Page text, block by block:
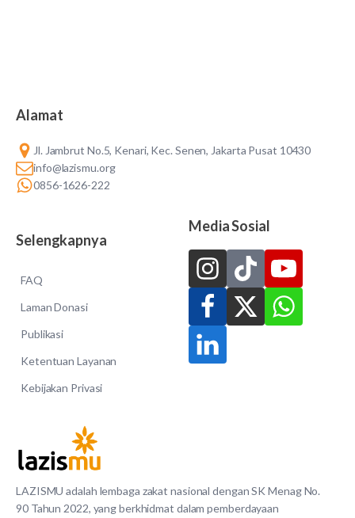
LAZISMU adalah lembaga zakat nasional dengan SK Menag No.
90 Tahun 2022, yang berkhidmat dalam pemberdayaan
Alamat
Jl. Jambrut No.5, Kenari, Kec. Senen, Jakarta Pusat 10430
info@lazismu.org
0856-1626-222
Selengkapnya
FAQ
Laman Donasi
Publikasi
Ketentuan Layanan
Kebijakan Privasi
Media Sosial